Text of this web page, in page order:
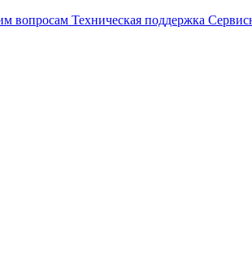
вопросам Техническая поддержка